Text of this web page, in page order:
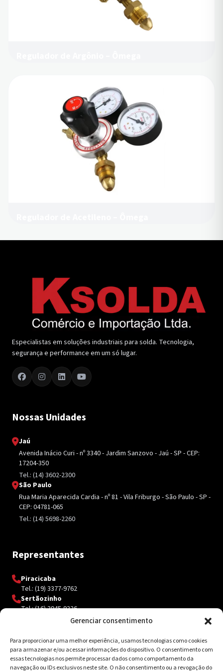
Gerenciar consentimento
Para proporcionar uma melhor experiência, usamos tecnologias como cookies
para armazenar e/ou acessar informações do dispositivo. O consentimento com
essas tecnologias nos permite processar dados como comportamento da
navegação ou IDs exclusivos neste site. O não consentimento ou a revogação do
Especialistas em soluções industriais para solda. Tecnologia,
segurança e performance em um só lugar.
Nossas Unidades
Jaú
Avenida Inácio Curi - nº 3340 - Jardim Sanzovo - Jaú - SP - CEP:
17204-350
Tel.: (14) 3602-2300
São Paulo
Rua Maria Aparecida Cardia - nº 81 - Vila Friburgo - São Paulo - SP -
CEP: 04781-065
Tel.: (14) 5698-2260
Representantes
Piracicaba
Tel.: (19) 3377-9762
Sertãozinho
Tel.: (16) 3945-9326
Contato
Av. Inácio Curi, 3340 Jardim Sanzovo CEP: 17.204-350